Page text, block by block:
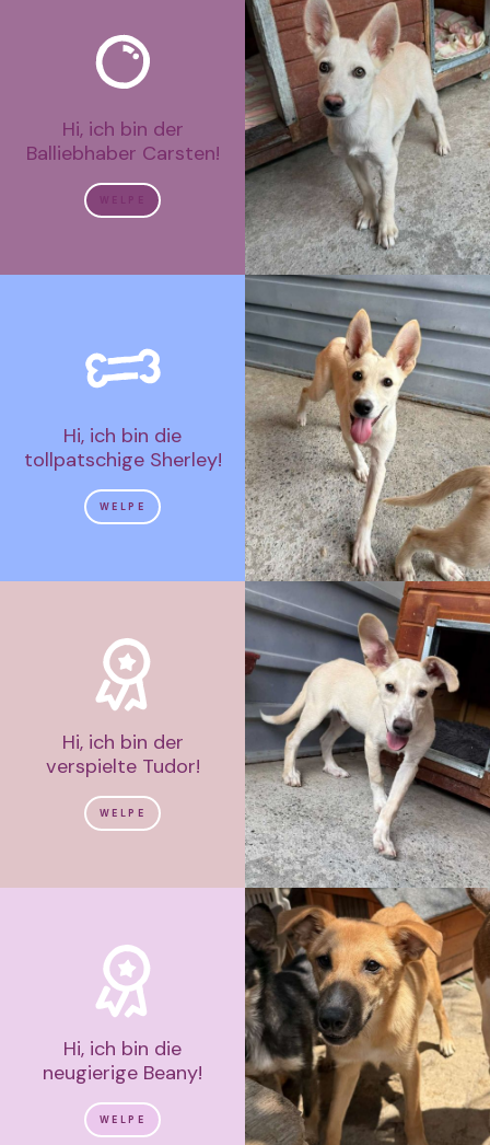
Hi, ich bin der
Balliebhaber Carsten!
Hi, ich bin die
tollpatschige Sherley!
WELPE
Hi, ich bin der
verspielte Tudor!
WELPE
Hi, ich bin die
neugierige Beany!
WELPE